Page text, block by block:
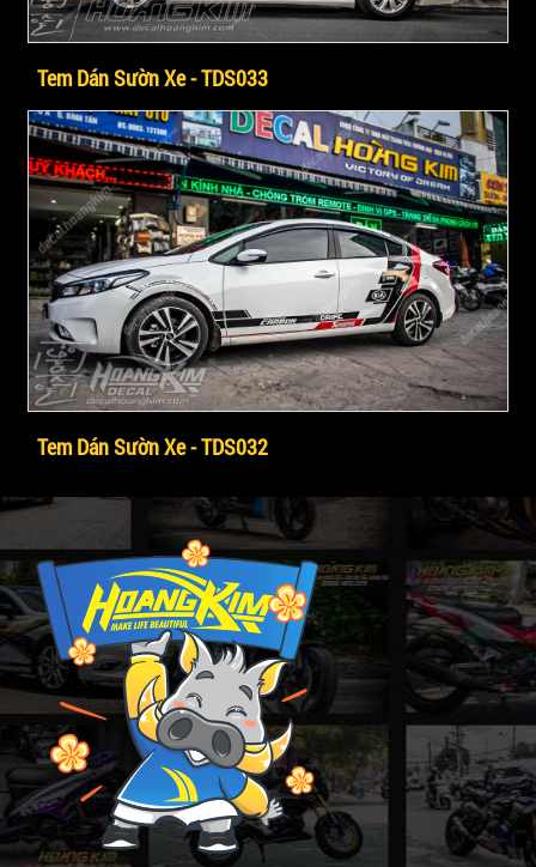
Tem Dán Sườn Xe - TDS033
Tem Dán Sườn Xe - TDS032